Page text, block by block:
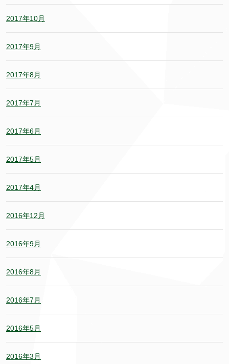
2017年10月
2017年9月
2017年8月
2017年7月
2017年6月
2017年5月
2017年4月
2016年12月
2016年9月
2016年8月
2016年7月
2016年5月
2016年3月